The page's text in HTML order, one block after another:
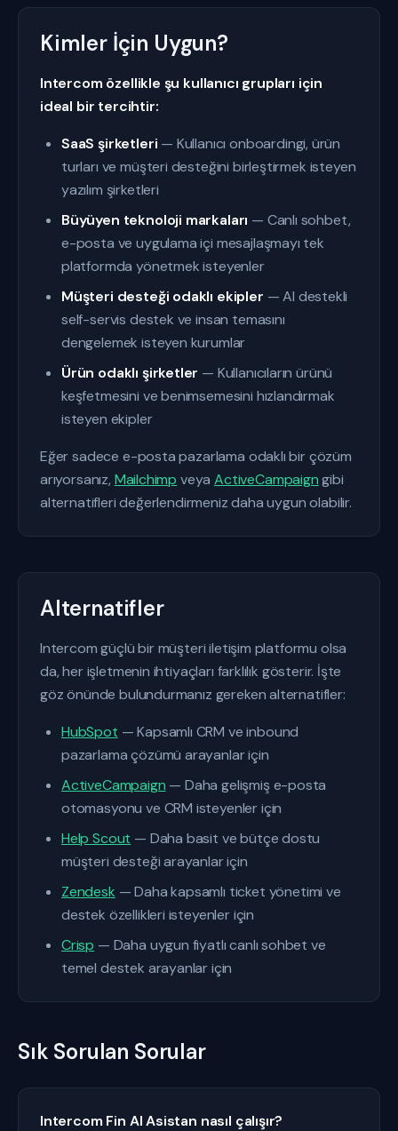
Kimler İçin Uygun?
Intercom özellikle şu kullanıcı grupları için
ideal bir tercihtir:
SaaS şirketleri — Kullanıcı onboardingi, ürün
turları ve müşteri desteğini birleştirmek isteyen
yazılım şirketleri
Büyüyen teknoloji markaları — Canlı sohbet,
e-posta ve uygulama içi mesajlaşmayı tek
platformda yönetmek isteyenler
Müşteri desteği odaklı ekipler — AI destekli
self-servis destek ve insan temasını
dengelemek isteyen kurumlar
Ürün odaklı şirketler — Kullanıcıların ürünü
keşfetmesini ve benimsemesini hızlandırmak
isteyen ekipler
Eğer sadece e-posta pazarlama odaklı bir çözüm
arıyorsanız, Mailchimp veyaActiveCampaigngibi
alternatifleri değerlendirmeniz daha uygun olabilir.
Alternatifler
Intercom güçlü bir müşteri iletişim platformu olsa
da, her işletmenin ihtiyaçları farklılık gösterir. İşte
göz önünde bulundurmanız gereken alternatifler:
HubSpot — Kapsamlı CRM ve inbound
pazarlama çözümü arayanlar için
ActiveCampaign — Daha gelişmiş e-posta
otomasyonu ve CRM isteyenler için
Help Scout — Daha basit ve bütçe dostu
müşteri desteği arayanlar için
Zendesk — Daha kapsamlı ticket yönetimi ve
destek özellikleri isteyenler için
Crisp — Daha uygun fiyatlı canlı sohbet ve
temel destek arayanlar için
Sık Sorulan Sorular
Intercom Fin AI Asistan nasıl çalışır?